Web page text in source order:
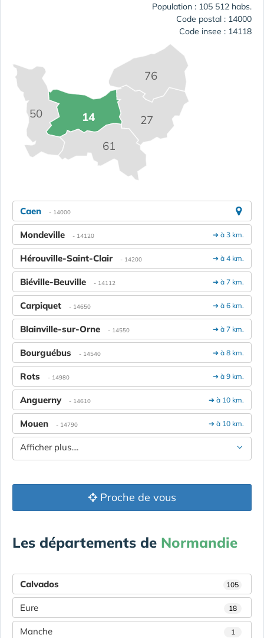
Population : 105 512 habs.
Code postal : 14000
Code insee : 14118
14 27
50
61
76
Caen - 14000
➔ à 3 km.
Mondeville - 14120
➔ à 4 km.
Hérouville-Saint-Clair - 14200
➔ à 7 km.
Biéville-Beuville - 14112
➔ à 6 km.
Carpiquet - 14650
➔ à 7 km.
Blainville-sur-Orne - 14550
➔ à 8 km.
Bourguébus - 14540
➔ à 9 km.
Rots - 14980
➔ à 10 km.
Anguerny - 14610
➔ à 10 km.
Mouen - 14790
Afficher plus....
Proche de vous
Les départements de Normandie
Calvados 105
Eure 18
Manche 1